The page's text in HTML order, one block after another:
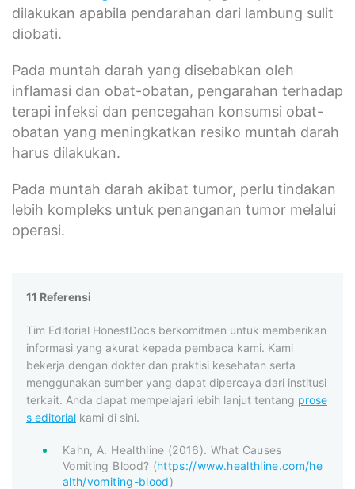
dilakukan apabila pendarahan dari lambung sulit
diobati.
Pada muntah darah yang disebabkan oleh
inflamasi dan obat-obatan, pengarahan terhadap
terapi infeksi dan pencegahan konsumsi obat-
obatan yang meningkatkan resiko muntah darah
harus dilakukan.
Pada muntah darah akibat tumor, perlu tindakan
lebih kompleks untuk penanganan tumor melalui
operasi.
11 Referensi
Tim Editorial HonestDocs berkomitmen untuk memberikan
informasi yang akurat kepada pembaca kami. Kami
bekerja dengan dokter dan praktisi kesehatan serta
menggunakan sumber yang dapat dipercaya dari institusi
terkait. Anda dapat mempelajari lebih lanjut tentang prose
s editorial kami di sini.
Kahn, A. Healthline (2016). What Causes
Vomiting Blood? (https://www.healthline.com/he
alth/vomiting-blood)